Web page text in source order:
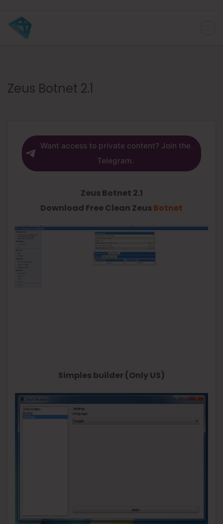
Zeus Botnet 2.1
Want access to private content? Join the
Telegram.
Zeus Botnet 2.1
Download Free Clean ZeusBotnet
Simples builder (Only US)